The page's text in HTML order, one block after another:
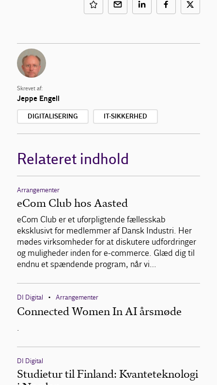
Skrevet af:
Jeppe Engell
DIGITALISERING IT-SIKKERHED
Relateret indhold
Arrangementer
eCom Club hos Aasted
eCom Club er et uforpligtende fællesskab
eksklusivt for medlemmer af Dansk Industri. Her
mødes virksomheder for at diskutere udfordringer
og muligheder inden for e-commerce. Glæd dig til
endnu et spændende program, når vi…
DI Digital • Arrangementer
Connected Women In AI årsmøde
.
DI Digital
Studietur til Finland: Kvanteteknologi